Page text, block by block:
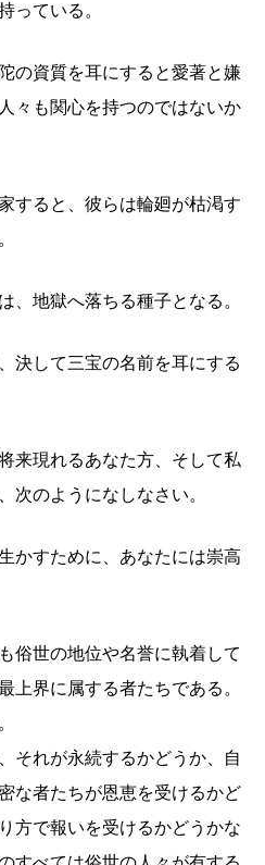
っている。
の資質を耳にすると愛著と嫌
々も関心を持つのではないか
すると、彼らは輪廻が枯渇す
地獄へ落ちる種子となる。
決して三宝の名前を耳にする
来現れるあなた方、そして私
次のようになしなさい。
かすために、あなたには崇高
俗世の地位や名誉に執着して
上界に属する者たちである。
それが永続するかどうか、自
な者たちが恩恵を受けるかど
方で報いを受けるかどうかな